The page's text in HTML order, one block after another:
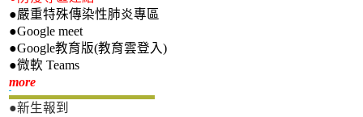
●嚴重特殊傳染性肺炎專區
●Google meet
●Google教育版(教育雲登入)
●微軟 Teams
more新生專區
●新生報到